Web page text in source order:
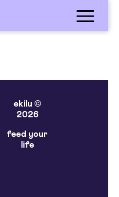
ekilu ©
2026
feed your
life